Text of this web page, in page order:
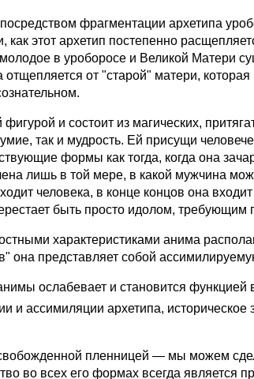
фрагментации архетипа
этот архетип постепенно
в уроборосе и Великой Матери
от "старой" матери,
и состоит из магических,
так и мудрость. Ей присущи
формы как тогда, когда она
лишь в той мере, в какой мужчина
человека, в конце концов она
быть просто идолом, требующим
характеристиками анима
она представляет собой
ослабевает и становится
ассимиляции архетипа, историческое
пленницей — мы можем
во всех его формах всегда является